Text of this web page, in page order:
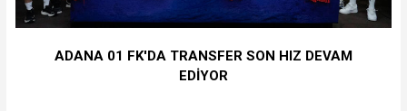
ADANA 01 FK'DA TRANSFER SON HIZ DEVAM
EDİYOR